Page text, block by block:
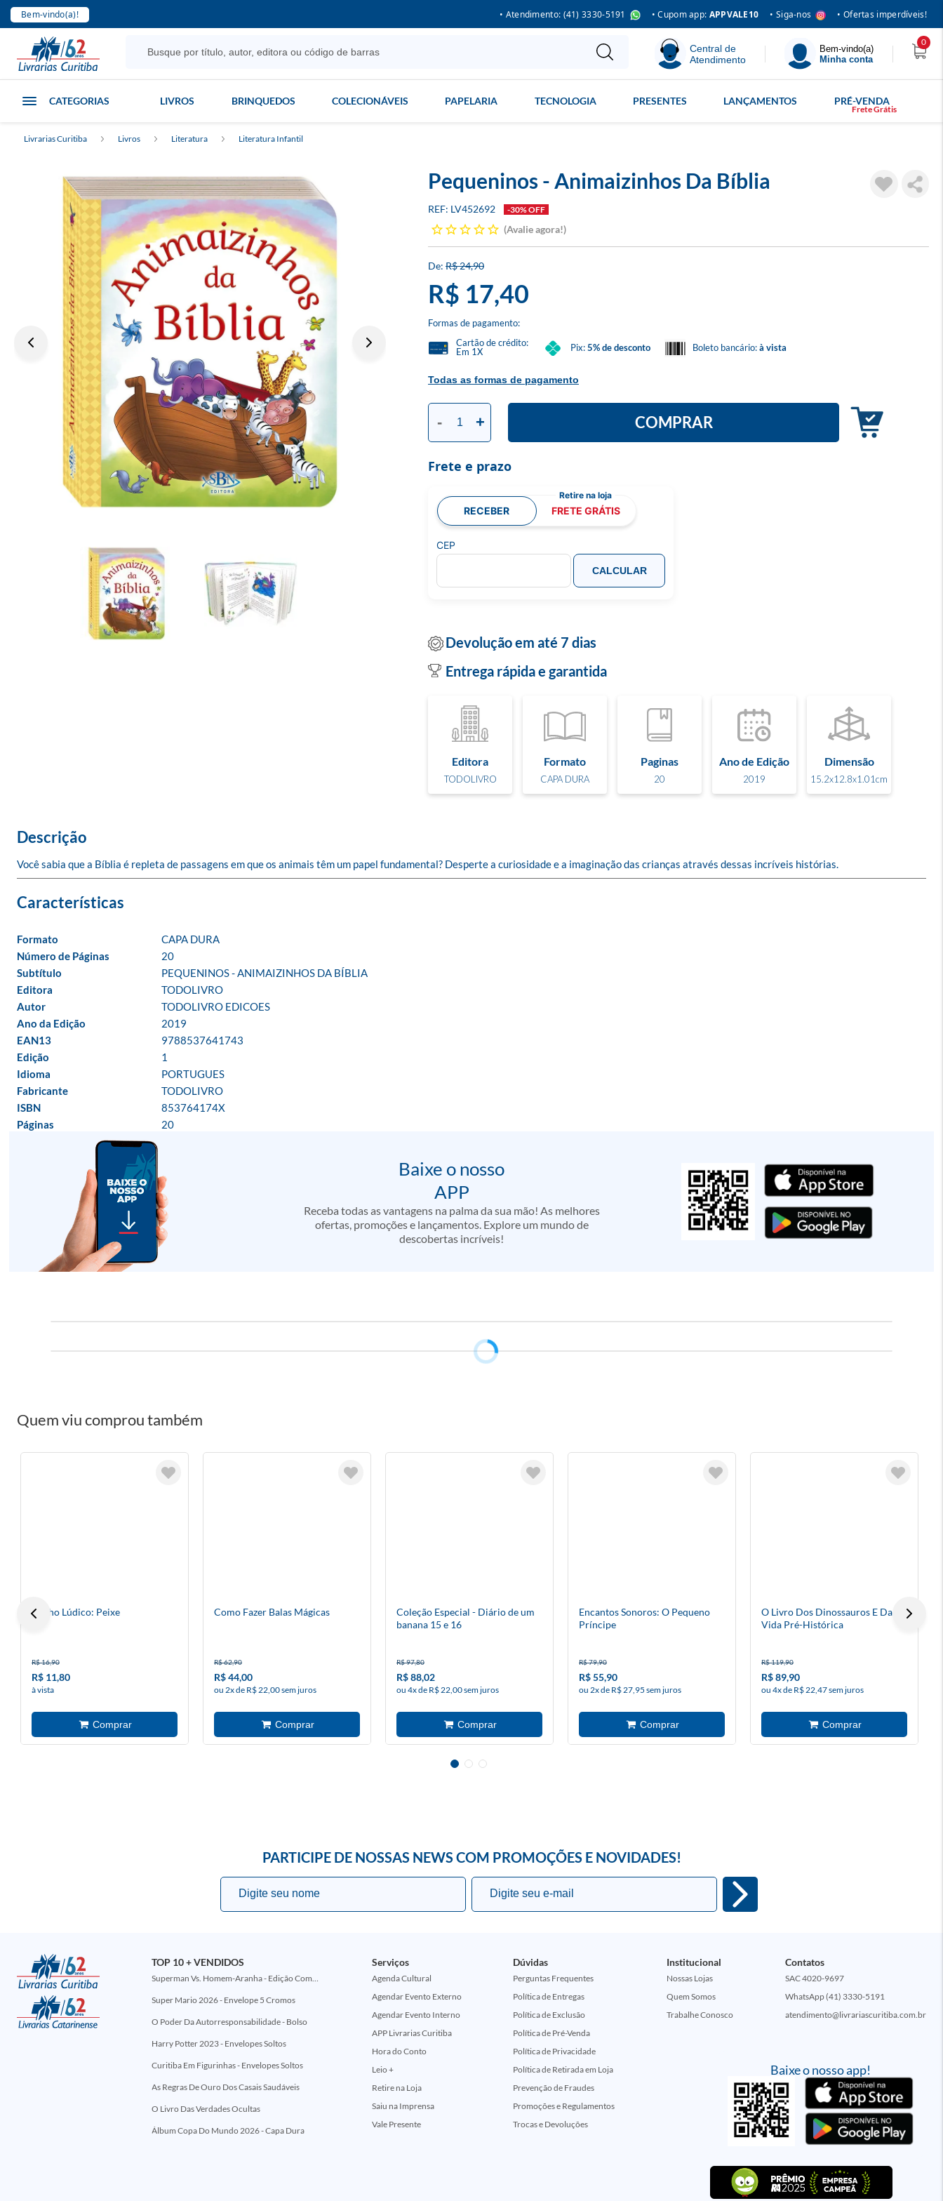
Bem-vindo(a)! • Atendimento: (41) 3330-5191 • Cupom app: APPVALE10 • Siga-nos • Ofertas imperdíveis!
Central de
Atendimento
Bem-vindo(a)
Minha conta
0
CATEGORIAS LIVROS BRINQUEDOS COLECIONÁVEIS PAPELARIA TECNOLOGIA PRESENTES LANÇAMENTOS PRÉ-VENDA
Livrarias Curitiba Livros Literatura Literatura Infantil
Pequeninos - Animaizinhos Da Bíblia
LV452692 -30% OFF
Avalie agora!
R$ 24,90
R$ 17,40
Formas de pagamento:
Todas as formas de pagamento
Cartão de crédito:
Em 1X
Pix:5% de desconto Boleto bancário:à vista
- + COMPRAR
Frete e prazo
RECEBER FRETE GRÁTIS
CEP
CALCULAR
Devolução em até 7 dias
Entrega rápida e garantida
Editora
TODOLIVRO
Formato
CAPA DURA
Paginas
20
Ano de Edição
2019
Dimensão
15.2x12.8x1.01cm
Descrição
Você sabia que a Bíblia é repleta de passagens em que os animais têm um papel fundamental? Desperte a curiosidade e a imaginação das crianças através dessas incríveis histórias.
Formato
CAPA DURA
Número de Páginas
20
Subtítulo
PEQUENINOS - ANIMAIZINHOS DA BÍBLIA
Editora
TODOLIVRO
Autor
TODOLIVRO EDICOES
Ano da Edição
2019
EAN13
9788537641743
Edição
1
Idioma
PORTUGUES
Fabricante
TODOLIVRO
ISBN
853764174X
Páginas
20
Baixe o nosso
APP
Receba todas as vantagens na palma da sua mão! As melhores
ofertas, promoções e lançamentos. Explore um mundo de
descobertas incríveis!
Quem viu comprou também
Banho Lúdico: Peixe
R$ 16,90
R$ 11,80
à vista
Como Fazer Balas Mágicas
R$ 62,90
R$ 44,00
ou 2x de R$ 22,00 sem juros
Coleção Especial - Diário de um
banana 15 e 16
R$ 97,80
R$ 88,02
ou 4x de R$ 22,00 sem juros
Encantos Sonoros: O Pequeno
Príncipe
R$ 79,90
R$ 55,90
ou 2x de R$ 27,95 sem juros
O Livro Dos Dinossauros E Da
Vida Pré-Histórica
R$ 119,90
R$ 89,90
ou 4x de R$ 22,47 sem juros
PARTICIPE DE NOSSAS NEWS COM PROMOÇÕES E NOVIDADES!
Baixe o nosso app!
TOP 10 + VENDIDOS
Superman Vs. Homem-Aranha - Edição Comemorativa 50 Anos (Encontros Clássicos Dc E Marvel)
Super Mario 2026 - Envelope 5 Cromos
O Poder Da Autorresponsabilidade - Bolso
Harry Potter 2023 - Envelopes Soltos
Curitiba Em Figurinhas - Envelopes Soltos
As Regras De Ouro Dos Casais Saudáveis
O Livro Das Verdades Ocultas
Álbum Copa Do Mundo 2026 - Capa Dura
Serviços
Agenda Cultural
Agendar Evento Externo
Agendar Evento Interno
APP Livrarias Curitiba
Hora do Conto
Leio +
Retire na Loja
Saiu na Imprensa
Vale Presente
Dúvidas
Perguntas Frequentes
Política de Entregas
Política de Exclusão
Política de Pré-Venda
Política de Privacidade
Política de Retirada em Loja
Prevenção de Fraudes
Promoções e Regulamentos
Trocas e Devoluções
Institucional
Nossas Lojas
Quem Somos
Trabalhe Conosco
Contatos
SAC 4020-9697
WhatsApp (41) 3330-5191
atendimento@livrariascuritiba.com.br